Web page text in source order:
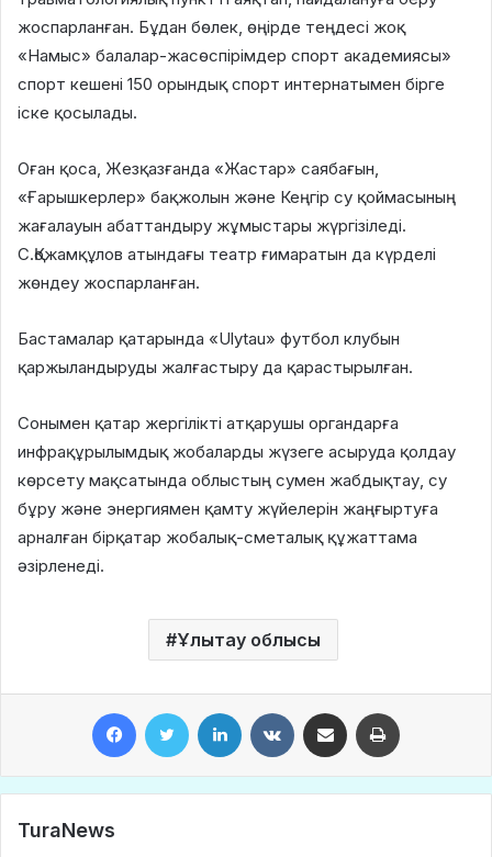
жоспарланған. Бұдан бөлек, өңірде теңдесі жоқ
«Намыс» балалар-жасөспірімдер спорт академиясы»
спорт кешені 150 орындық спорт интернатымен бірге
іске қосылады.
Оған қоса, Жезқазғанда «Жастар» саябағын,
«Ғарышкерлер» бақжолын және Кеңгір су қоймасының
жағалауын абаттандыру жұмыстары жүргізіледі.
С.Қожамқұлов атындағы театр ғимаратын да күрделі
жөндеу жоспарланған.
Бастамалар қатарында «Ulytau» футбол клубын
қаржыландыруды жалғастыру да қарастырылған.
Сонымен қатар жергілікті атқарушы органдарға
инфрақұрылымдық жобаларды жүзеге асыруда қолдау
көрсету мақсатында облыстың сумен жабдықтау, су
бұру және энергиямен қамту жүйелерін жаңғыртуға
арналған бірқатар жобалық-сметалық құжаттама
әзірленеді.
Ұлытау облысы
TuraNews